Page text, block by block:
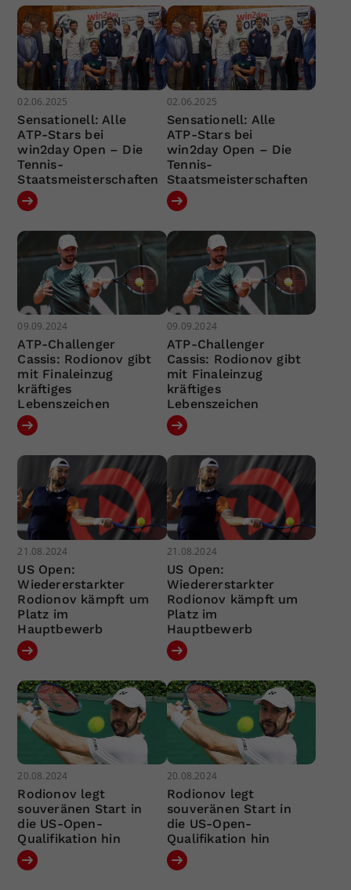
02.06.2025
Sensationell: Alle
ATP-Stars bei
win2day Open – Die
Tennis-
Staatsmeisterschaften
02.06.2025
Sensationell: Alle
ATP-Stars bei
win2day Open – Die
Tennis-
Staatsmeisterschaften
09.09.2024
ATP-Challenger
Cassis: Rodionov gibt
mit Finaleinzug
kräftiges
Lebenszeichen
09.09.2024
ATP-Challenger
Cassis: Rodionov gibt
mit Finaleinzug
kräftiges
Lebenszeichen
21.08.2024
US Open:
Wiedererstarkter
Rodionov kämpft um
Platz im
Hauptbewerb
21.08.2024
US Open:
Wiedererstarkter
Rodionov kämpft um
Platz im
Hauptbewerb
20.08.2024
Rodionov legt
souveränen Start in
die US-Open-
Qualifikation hin
20.08.2024
Rodionov legt
souveränen Start in
die US-Open-
Qualifikation hin